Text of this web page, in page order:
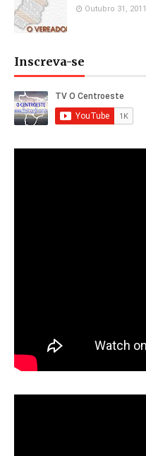
Outubro 31, 2011
Inscreva-se